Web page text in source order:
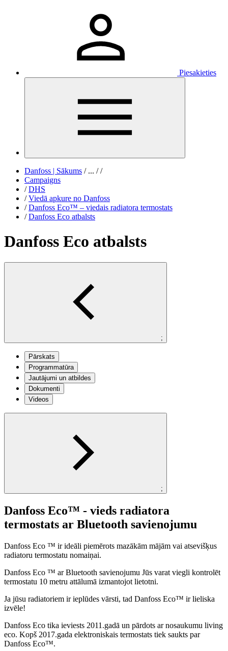
Piesakieties
Danfoss | Sākums /... / /
Campaigns
/ DHS
/ Viedā apkure no Danfoss
/ Danfoss Eco™ – viedais radiatora termostats
/ Danfoss Eco atbalsts
Danfoss Eco atbalsts
;
Pārskats
Programmatūra
Jautājumi un atbildes
Dokumenti
Videos
;
Danfoss Eco™ - vieds radiatora
termostats ar Bluetooth savienojumu
Danfoss Eco ™ ir ideāli piemērots mazākām mājām vai atsevišķus
radiatoru termostatu nomaiņai.
Danfoss Eco ™ ar Bluetooth savienojumu Jūs varat viegli kontrolēt
termostatu 10 metru attālumā izmantojot lietotni.
Ja jūsu radiatoriem ir ieplūdes vārsti, tad Danfoss Eco™ ir lieliska
izvēle!
Danfoss Eco tika ieviests 2011.gadā un pārdots ar nosaukumu living
eco. Kopš 2017.gada elektroniskais termostats tiek saukts par
Danfoss Eco™.